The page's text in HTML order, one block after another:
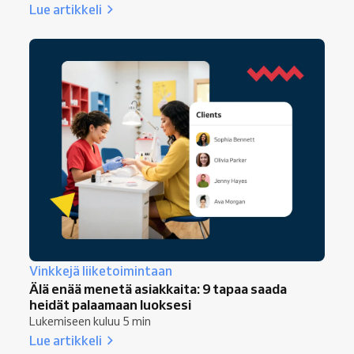
Lue artikkeli
Vinkkejä liiketoimintaan
Älä enää menetä asiakkaita: 9 tapaa saada
heidät palaamaan luoksesi
Lukemiseen kuluu 5 min
Lue artikkeli